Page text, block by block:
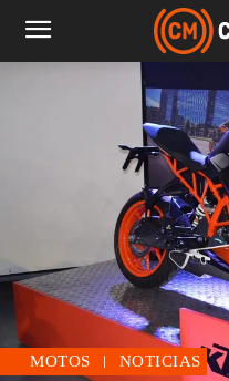
MOTOS NOTICIAS